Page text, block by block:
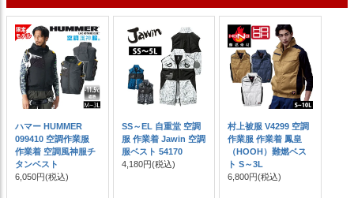
ハマー HUMMER
099410 空調作業服
作業着 空調風神服チ
タンベスト
6,050円(税込)
SS～EL 自重堂 空調
服 作業着 Jawin 空調
服ベスト 54170
4,180円(税込)
村上被服 V4299 空調
作業服 作業着 鳳皇
（HOOH）難燃ベス
ト S～3L
6,800円(税込)